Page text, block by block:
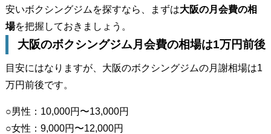
安いボクシングジムを探すなら、まずは大阪の月会費の相
場を把握しておきましょう。
大阪のボクシングジム月会費の相場は1万円前後
目安にはなりますが、大阪のボクシングジムの月謝相場は1
万円前後です。
○男性：10,000円〜13,000円
○女性：9,000円〜12,000円